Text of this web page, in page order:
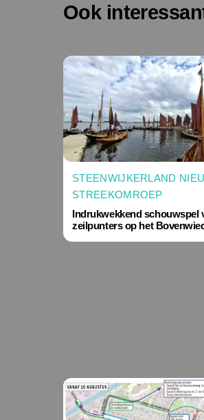
Ook
STEENWIJKERLAND
STREEKOMROEP
Indrukwekkend schouwspel
zeilpunters op het